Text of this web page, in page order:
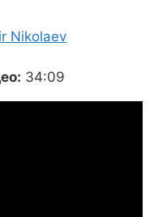
Nikolaev
34:09